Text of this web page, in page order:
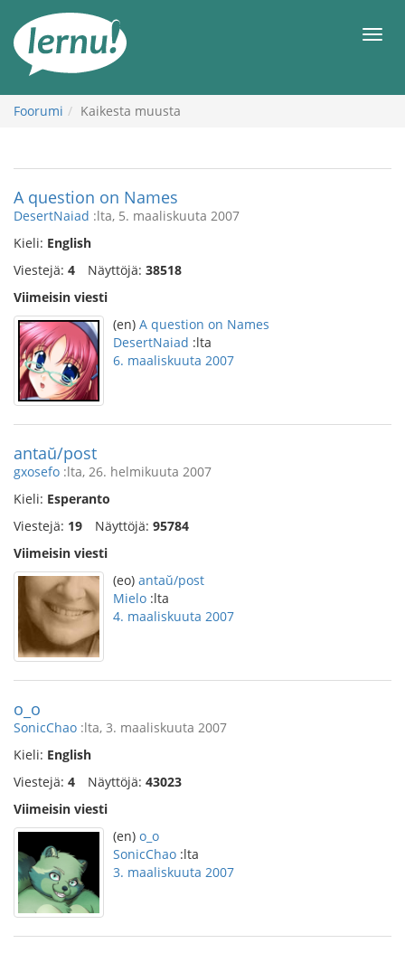
sisältöön
Foorumi Kaikesta muusta
A question on Names
DesertNaiad :lta, 5. maaliskuuta 2007
Kieli: English
Viestejä: 4 Näyttöjä: 38518
Viimeisin viesti
(en) A question on Names
DesertNaiad :lta
6. maaliskuuta 2007
antaŭ/post
gxosefo :lta, 26. helmikuuta 2007
Kieli: Esperanto
Viestejä: 19 Näyttöjä: 95784
Viimeisin viesti
(eo) antaŭ/post
Mielo :lta
4. maaliskuuta 2007
o_o
SonicChao :lta, 3. maaliskuuta 2007
Kieli: English
Viestejä: 4 Näyttöjä: 43023
Viimeisin viesti
(en) o_o
SonicChao :lta
3. maaliskuuta 2007